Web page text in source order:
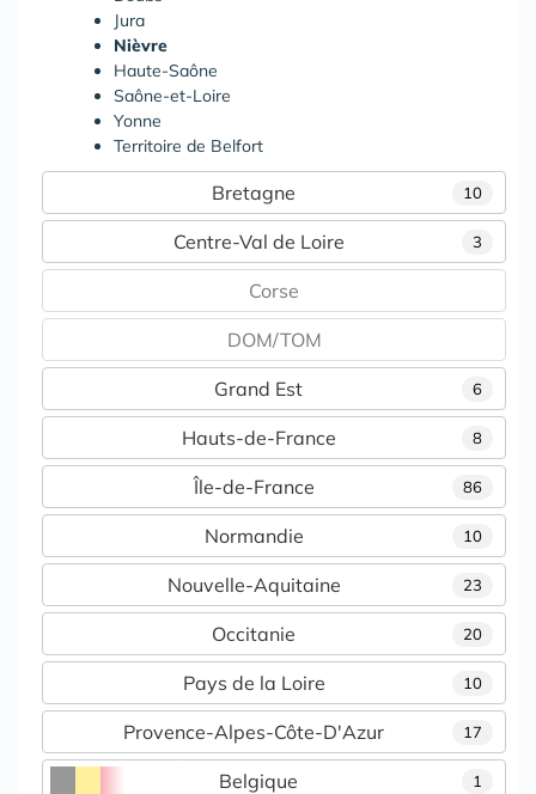
Jura
Nièvre
Haute-Saône
Saône-et-Loire
Yonne
Territoire de Belfort
10
Bretagne
3
Centre-Val de Loire
Corse
DOM/TOM
6
Grand Est
8
Hauts-de-France
86
Île-de-France
10
Normandie
23
Nouvelle-Aquitaine
20
Occitanie
10
Pays de la Loire
17
Provence-Alpes-Côte-D'Azur
Belgique 1